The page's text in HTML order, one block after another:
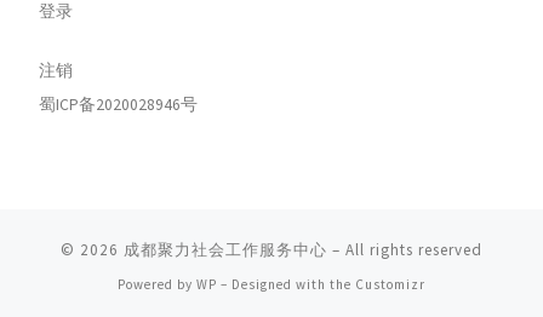
登录
注销
蜀ICP备2020028946号
© 2026 成都聚力社会工作服务中心 – All rights reserved
Powered by WP – Designed with the Customizr